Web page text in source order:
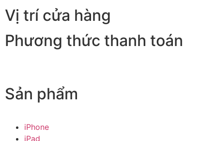
Vị trí cửa hàng
Phương thức thanh toán
Sản phẩm
iPhone
iPad